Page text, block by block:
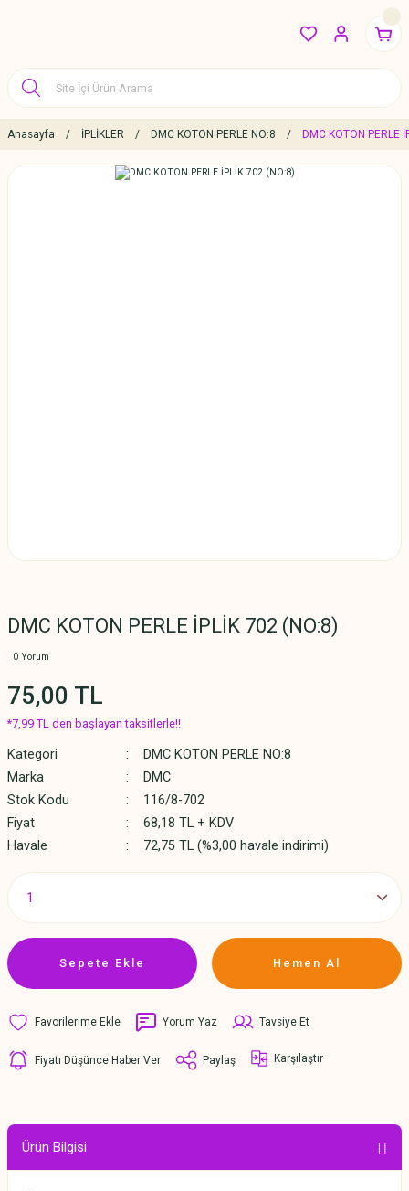
Anasayfa İPLİKLER DMC KOTON PERLE NO:8 DMC KOTON PERLE
DMC KOTON PERLE İPLİK 702 (NO:8)
0 Yorum
75,00 TL
*7,99 TL den başlayan taksitlerle!!
Kategori
DMC KOTON PERLE NO:8
Marka
DMC
Stok Kodu
116/8-702
Fiyat
68,18 TL + KDV
Havale
72,75 TL (%3,00 havale indirimi)
Sepete Ekle Hemen Al
Yorum Yaz Tavsiye Et
Fiyatı Düşünce Haber Ver Paylaş Karşılaştır
Ürün Bilgisi